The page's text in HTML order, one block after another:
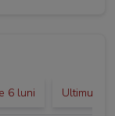
6 luni Ultimul an